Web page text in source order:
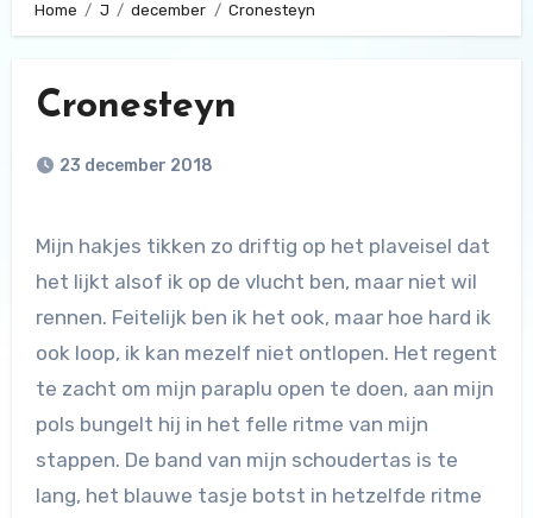
Home J december Cronesteyn
Cronesteyn
23 december 2018
Mijn hakjes tikken zo driftig op het plaveisel dat
het lijkt alsof ik op de vlucht ben, maar niet wil
rennen. Feitelijk ben ik het ook, maar hoe hard ik
ook loop, ik kan mezelf niet ontlopen. Het regent
te zacht om mijn paraplu open te doen, aan mijn
pols bungelt hij in het felle ritme van mijn
stappen. De band van mijn schoudertas is te
lang, het blauwe tasje botst in hetzelfde ritme